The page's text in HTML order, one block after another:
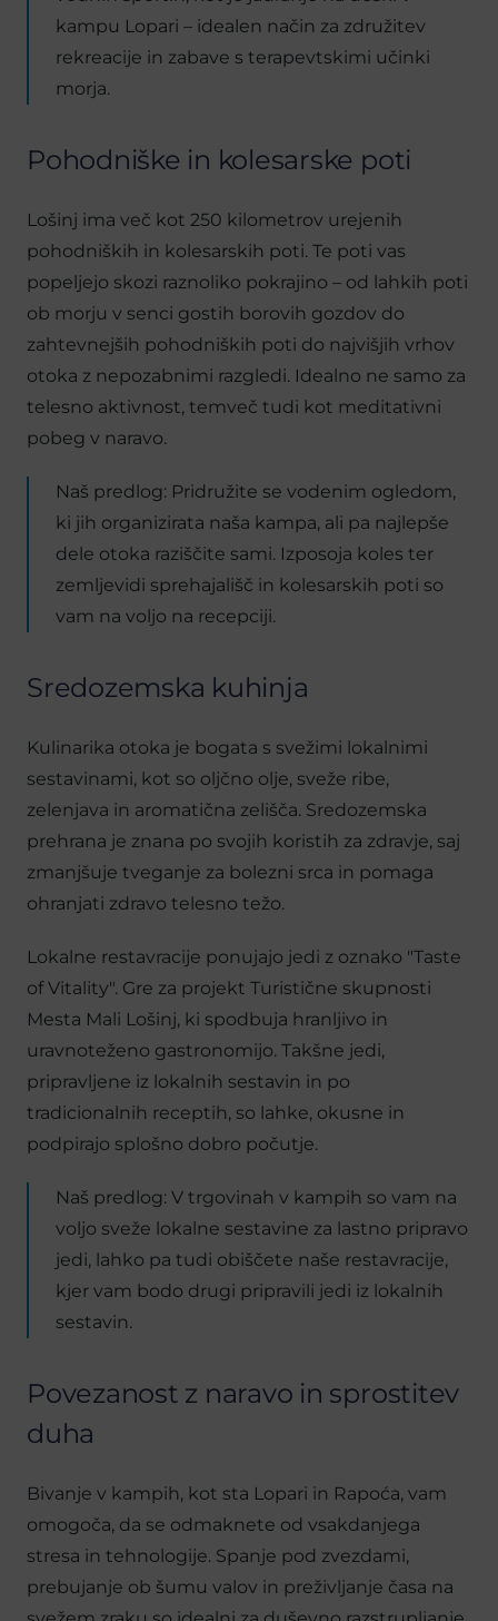
kampu Lopari – idealen način za združitev
rekreacije in zabave s terapevtskimi učinki
morja.
Pohodniške in kolesarske poti
Lošinj ima več kot 250 kilometrov urejenih
pohodniških in kolesarskih poti. Te poti vas
popeljejo skozi raznoliko pokrajino – od lahkih poti
ob morju v senci gostih borovih gozdov do
zahtevnejših pohodniških poti do najvišjih vrhov
otoka z nepozabnimi razgledi. Idealno ne samo za
telesno aktivnost, temveč tudi kot meditativni
pobeg v naravo.
Naš predlog: Pridružite se vodenim ogledom,
ki jih organizirata naša kampa, ali pa najlepše
dele otoka raziščite sami. Izposoja koles ter
zemljevidi sprehajališč in kolesarskih poti so
vam na voljo na recepciji.
Sredozemska kuhinja
Kulinarika otoka je bogata s svežimi lokalnimi
sestavinami, kot so oljčno olje, sveže ribe,
zelenjava in aromatična zelišča. Sredozemska
prehrana je znana po svojih koristih za zdravje, saj
zmanjšuje tveganje za bolezni srca in pomaga
ohranjati zdravo telesno težo.
Lokalne restavracije ponujajo jedi z oznako "Taste
of Vitality". Gre za projekt Turistične skupnosti
Mesta Mali Lošinj, ki spodbuja hranljivo in
uravnoteženo gastronomijo. Takšne jedi,
pripravljene iz lokalnih sestavin in po
tradicionalnih receptih, so lahke, okusne in
podpirajo splošno dobro počutje.
Naš predlog: V trgovinah v kampih so vam na
voljo sveže lokalne sestavine za lastno pripravo
jedi, lahko pa tudi obiščete naše restavracije,
kjer vam bodo drugi pripravili jedi iz lokalnih
sestavin.
Povezanost z naravo in sprostitev
duha
Bivanje v kampih, kot sta Lopari in Rapoća, vam
omogoča, da se odmaknete od vsakdanjega
stresa in tehnologije. Spanje pod zvezdami,
prebujanje ob šumu valov in preživljanje časa na